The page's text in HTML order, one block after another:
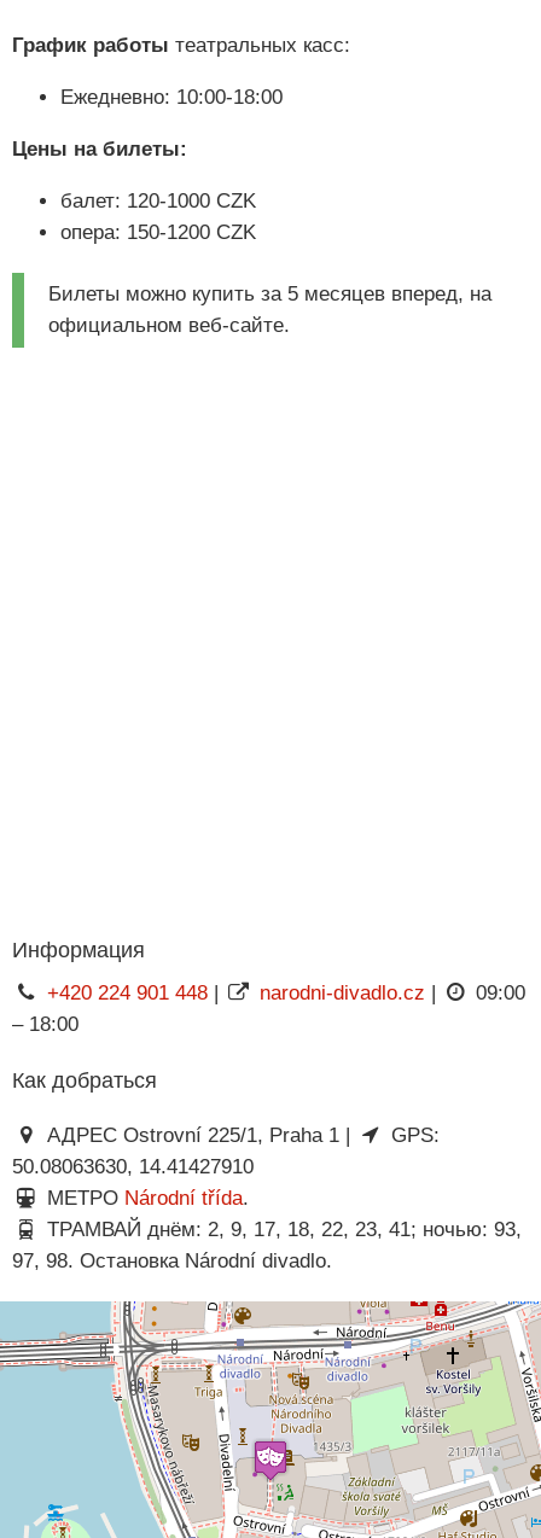
График работы театральных касс:
Ежедневно: 10:00-18:00
Цены на билеты:
балет: 120-1000 CZK
опера: 150-1200 CZK
Билеты можно купить за 5 месяцев вперед, на
официальном веб-сайте.
Информация
+420 224 901 448| narodni-divadlo.cz |
09:00
– 18:00
Как добраться
АДРЕС Ostrovní 225/1, Praha 1 |
GPS:
50.08063630, 14.41427910
МЕТРО Národní třída.
ТРАМВАЙ днём: 2, 9, 17, 18, 22, 23, 41; ночью: 93,
97, 98. Остановка Národní divadlo.